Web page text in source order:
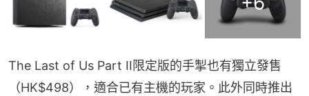
The Last of Us Part II限定版的手掣也有獨立發售
（HK$498），適合已有主機的玩家。此外同時推出